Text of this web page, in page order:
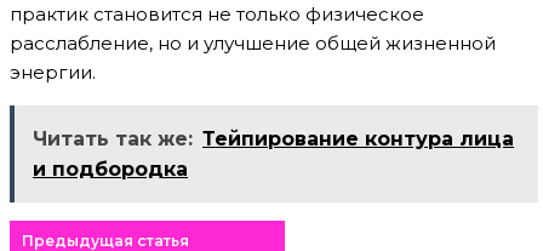
практик становится не только физическое
расслабление, но и улучшение общей жизненной
энергии.
Читать так же: Тейпирование контура лица
и подбородка
Предыдущая статья